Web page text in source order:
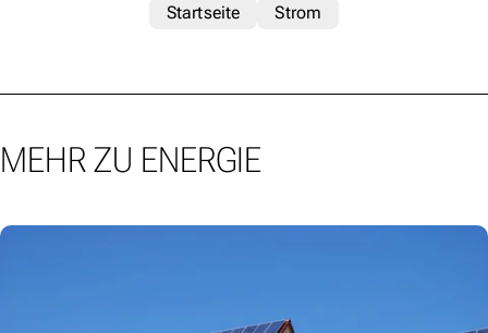
Startseite
Strom
MEHR ZU ENERGIE